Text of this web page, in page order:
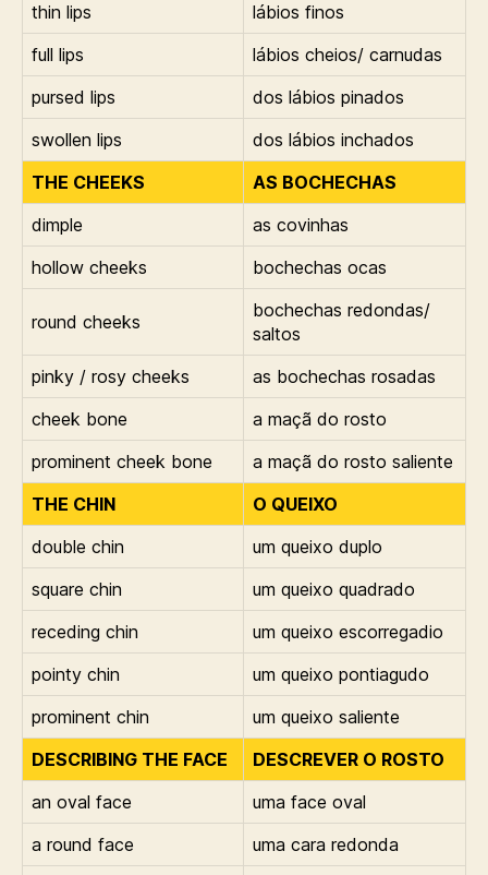
thin lips
lábios finos
full lips
lábios cheios/ carnudas
pursed lips
dos lábios pinados
swollen lips
dos lábios inchados
THE CHEEKS
AS BOCHECHAS
dimple
as covinhas
hollow cheeks
bochechas ocas
round cheeks
bochechas redondas/
saltos
pinky / rosy cheeks
as bochechas rosadas
cheek bone
a maçã do rosto
prominent cheek bone
a maçã do rosto saliente
THE CHIN
O QUEIXO
double chin
um queixo duplo
square chin
um queixo quadrado
receding chin
um queixo escorregadio
pointy chin
um queixo pontiagudo
prominent chin
um queixo saliente
DESCRIBING THE FACE
DESCREVER O ROSTO
an oval face
uma face oval
a round face
uma cara redonda